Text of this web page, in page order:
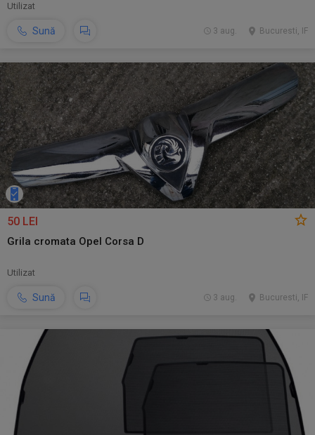
Utilizat
Sună Bucuresti, IF
3 aug.
50 LEI
Grila cromata Opel Corsa D
Utilizat
Sună Bucuresti, IF
3 aug.